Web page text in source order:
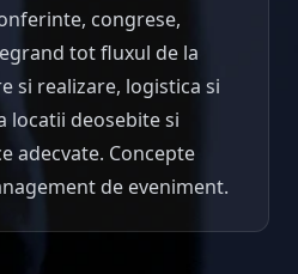
congrese,
tot fluxul de la
si realizare, logistica si
locatii deosebite si
adecvate. Concepte
de eveniment.